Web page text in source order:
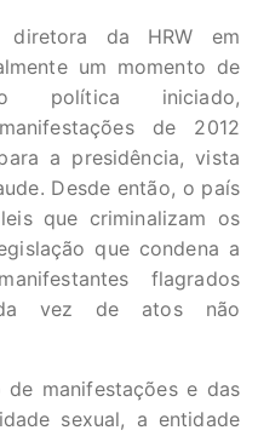
diretora da HRW em
um momento de
política iniciado,
de 2012
a presidência, vista
Desde então, o país
que criminalizam os
que condena a
flagrados
vez de atos não
manifestações e das
sexual, a entidade